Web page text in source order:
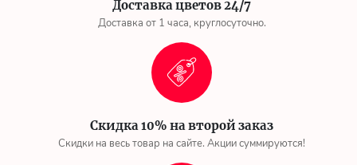
Доставка цветов 24/7
Доставка от 1 часа, круглосуточно.
Скидка 10% на второй заказ
Скидки на весь товар на сайте. Акции суммируются!